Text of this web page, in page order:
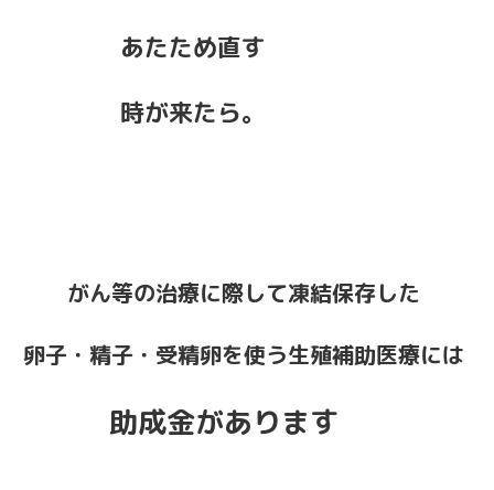
あたため直す
時が来たら。
がん等の治療に際して凍結保存した
卵子・精子・受精卵を使う生殖補助医療には
助成金があります